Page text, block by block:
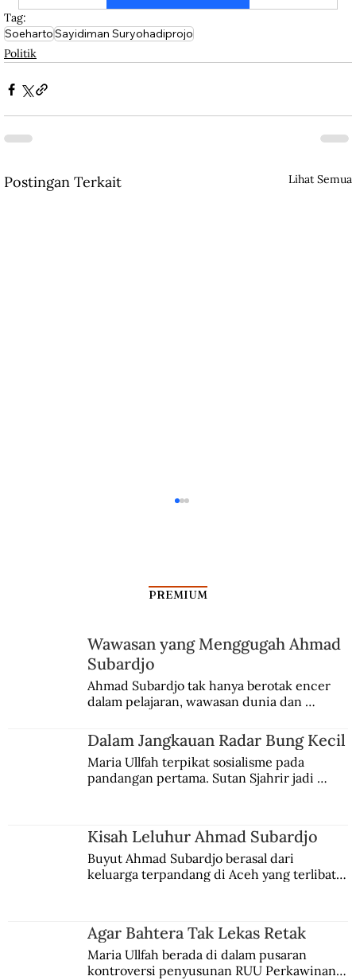
Tag:
SoehartoSayidiman Suryohadiprojo
Politik
Postingan Terkait Lihat Semua
Dari Srebrenica ke Palestina
PREMIUM
Wawasan yang Menggugah Ahmad
Subardjo
Ahmad Subardjo tak hanya berotak encer
dalam pelajaran, wawasan dunia dan
Jules Verne, Multatuli, hingga Sun Yat-sen.
Dalam Jangkauan Radar Bung Kecil
Maria Ullfah terpikat sosialisme pada
pandangan pertama. Sutan Sjahrir jadi
Kisah Leluhur Ahmad Subardjo
Buyut Ahmad Subardjo berasal dari
keluarga terpandang di Aceh yang terlibat
Agar Bahtera Tak Lekas Retak
Maria Ullfah berada di dalam pusaran
kontroversi penyusunan RUU Perkawinan.